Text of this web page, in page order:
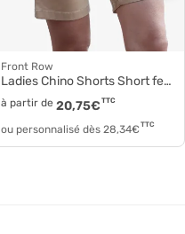
Front Row
Ladies Chino Shorts Short femme fr606
à partir de 20,75€ TTC
ou personnalisé dès 28,34€ TTC